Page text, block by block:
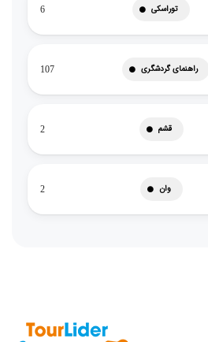
توراسکی 6
راهنمای گردشگری 107
قشم 2
وان 2